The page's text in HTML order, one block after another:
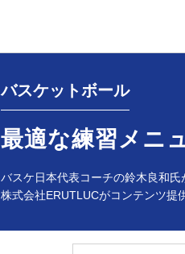
バスケットボール
最適な練習メニ
バスケ日本代表コーチの鈴木良和氏
株式会社ERUTLUCがコンテンツ提